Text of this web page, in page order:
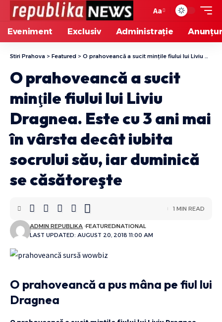
Aa
Eveniment Exclusiv Administrație
Stiri Prahova > Featured > O prahoveancă a sucit minţile fiului lui Liviu Dragnea. Este cu 3 ani mai în vârsta decât iubita socrului său, iar duminică se căsătoreşte
O prahoveancă a sucit
minţile fiului lui Liviu
Dragnea. Este cu 3 ani mai
în vârsta decât iubita
socrului său, iar duminică
se căsătoreşte
LAST UPDATED: AUGUST 20, 2018 11:00 AM
ADMIN REPUBLIKA FEATUREDNATIONAL
1 MIN READ
O prahoveancă a pus mâna pe fiul lui
Dragnea